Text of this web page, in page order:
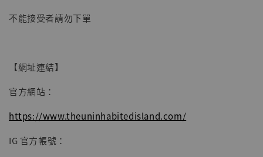
不能接受者請勿下單
【網址連結】
官方網站：
https://www.theuninhabitedisland.com/
IG 官方帳號：